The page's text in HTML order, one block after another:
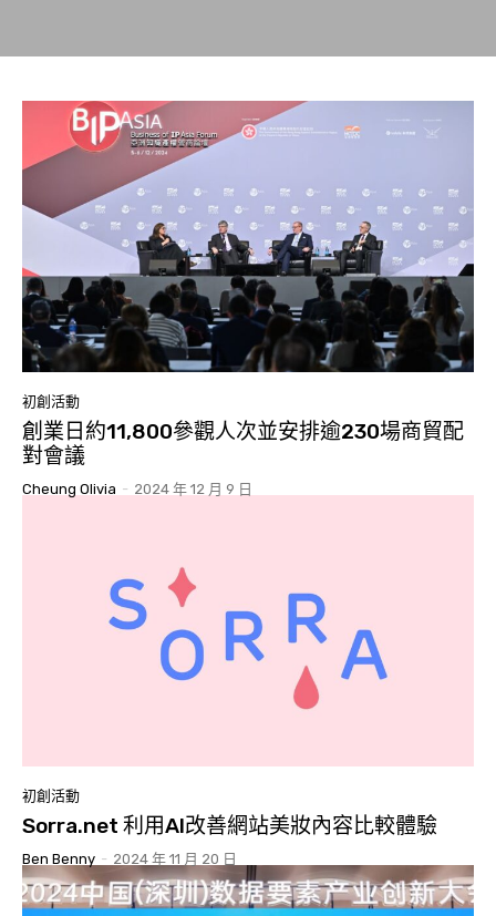
初創活動
創業日約11,800參觀人次並安排逾230場商貿配
對會議
Cheung Olivia - 2024 年 12 月 9 日
初創活動
Sorra.net 利用AI改善網站美妝內容比較體驗
Ben Benny - 2024 年 11 月 20 日